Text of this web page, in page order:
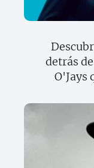
detrás
O'Jays